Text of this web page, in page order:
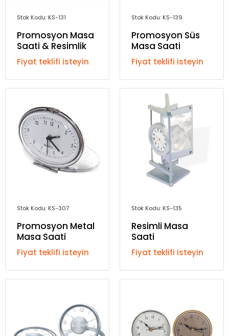
Stok Kodu: KS-131
Promosyon Masa
Saati & Resimlik
Fiyat teklifi isteyin
Stok Kodu: KS-139
Promosyon Süs
Masa Saati
Fiyat teklifi isteyin
Stok Kodu: KS-307
Promosyon Metal
Masa Saati
Fiyat teklifi isteyin
Stok Kodu: KS-135
Resimli Masa
Saati
Fiyat teklifi isteyin